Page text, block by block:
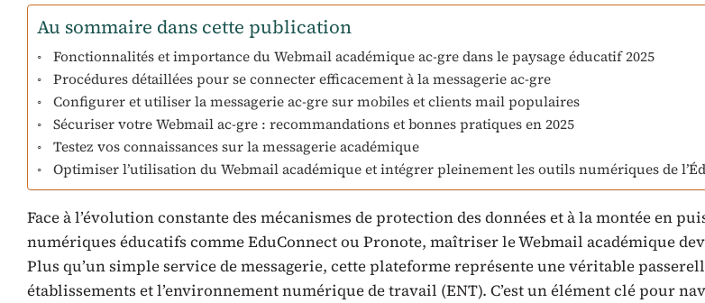
Au sommaire dans cette publication
Fonctionnalités et importance du Webmail académique ac-gre dans le paysage éducatif 2025
Procédures détaillées pour se connecter efficacement à la messagerie ac-gre
Configurer et utiliser la messagerie ac-gre sur mobiles et clients mail populaires
Sécuriser votre Webmail ac-gre : recommandations et bonnes pratiques en 2025
Testez vos connaissances sur la messagerie académique
Optimiser l’utilisation du Webmail académique et intégrer pleinement les outils numériques de
Face à l’évolution constante des mécanismes de protection des données et à la montée en
numériques éducatifs comme EduConnect ou Pronote, maîtriser le Webmail académique
Plus qu’un simple service de messagerie, cette plateforme représente une véritable
établissements et l’environnement numérique de travail (ENT). C’est un élément clé pour